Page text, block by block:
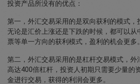
投资产品所没有的优点：
第一，外汇交易采用的是双向获利的模式，
无论是汇价上涨还是下跌的时候，都可以从
票等单一方向的获利模式，盈利的机会更多。
第二，外汇交易采用的是杠杆交易模式，外
高达400倍杠杆，投资人初期只需要少量的
金进行交易，获得的利润会更多。